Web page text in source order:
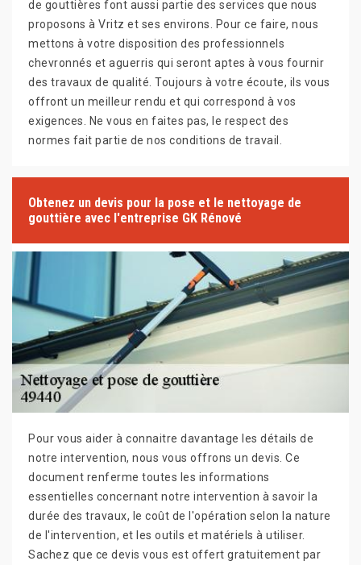
de gouttières font aussi partie des services que nous
proposons à Vritz et ses environs. Pour ce faire, nous
mettons à votre disposition des professionnels
chevronnés et aguerris qui seront aptes à vous fournir
des travaux de qualité. Toujours à votre écoute, ils vous
offront un meilleur rendu et qui correspond à vos
exigences. Ne vous en faites pas, le respect des
normes fait partie de nos conditions de travail.
Obtenez un devis pour la pose et le nettoyage de
gouttière avec l'entreprise GK Rénové
Pour vous aider à connaitre davantage les détails de
notre intervention, nous vous offrons un devis. Ce
document renferme toutes les informations
essentielles concernant notre intervention à savoir la
durée des travaux, le coût de l'opération selon la nature
de l'intervention, et les outils et matériels à utiliser.
Sachez que ce devis vous est offert gratuitement par